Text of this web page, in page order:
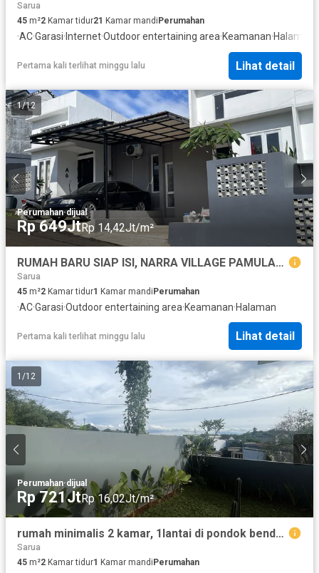
Sarua
45 m²2 Kamar tidur21 Kamar mandi Perumahan
·AC·Garasi· Internet·Outdoor entertaining area·Keamanan·Halaman
Pertama kali terlihat minggu lalu Lihat detail
1/12
Perumahan·dijual
Rp 649JtRp 14,42Jt/m²
RUMAH BARU SIAP ISI, NARRA VILLAGE PAMULANG 15 MENIT KE PUSPEM TANGSEL
Sarua
45 m²2 Kamar tidur1 Kamar mandi Perumahan
·AC·Garasi·Outdoor entertaining area·Keamanan·Halaman
Pertama kali terlihat minggu lalu Lihat detail
1 /12
Perumahan·dijual
Rp 721JtRp 16,02Jt/m²
rumah minimalis 2 kamar, 1lantai di pondok benda pamulang
Sarua
45 m²2 Kamar tidur1 Kamar mandiPerumahan